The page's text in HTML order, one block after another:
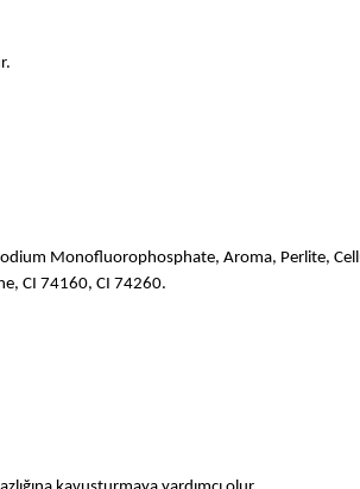
Monofluorophosphate, Aroma, Perlite,
CI 74160, CI 74260.